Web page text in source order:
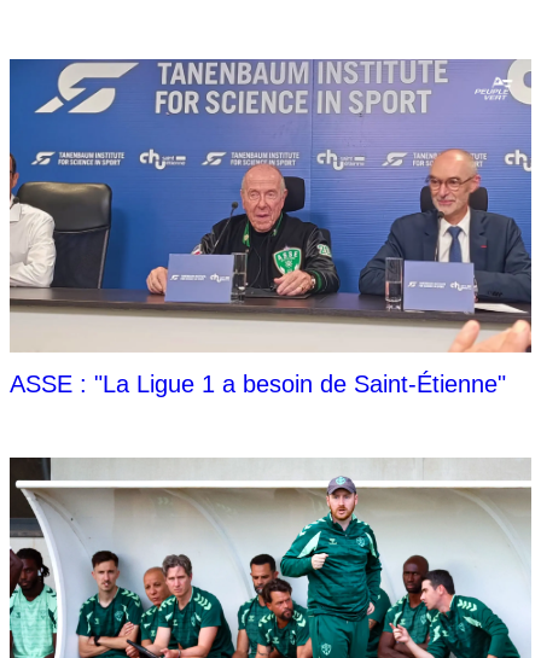
ASSE : "La Ligue 1 a besoin de Saint-Étienne"